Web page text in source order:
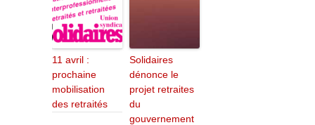
11 avril :
prochaine
mobilisation
des retraités
Solidaires
dénonce le
projet retraites
du
gouvernement